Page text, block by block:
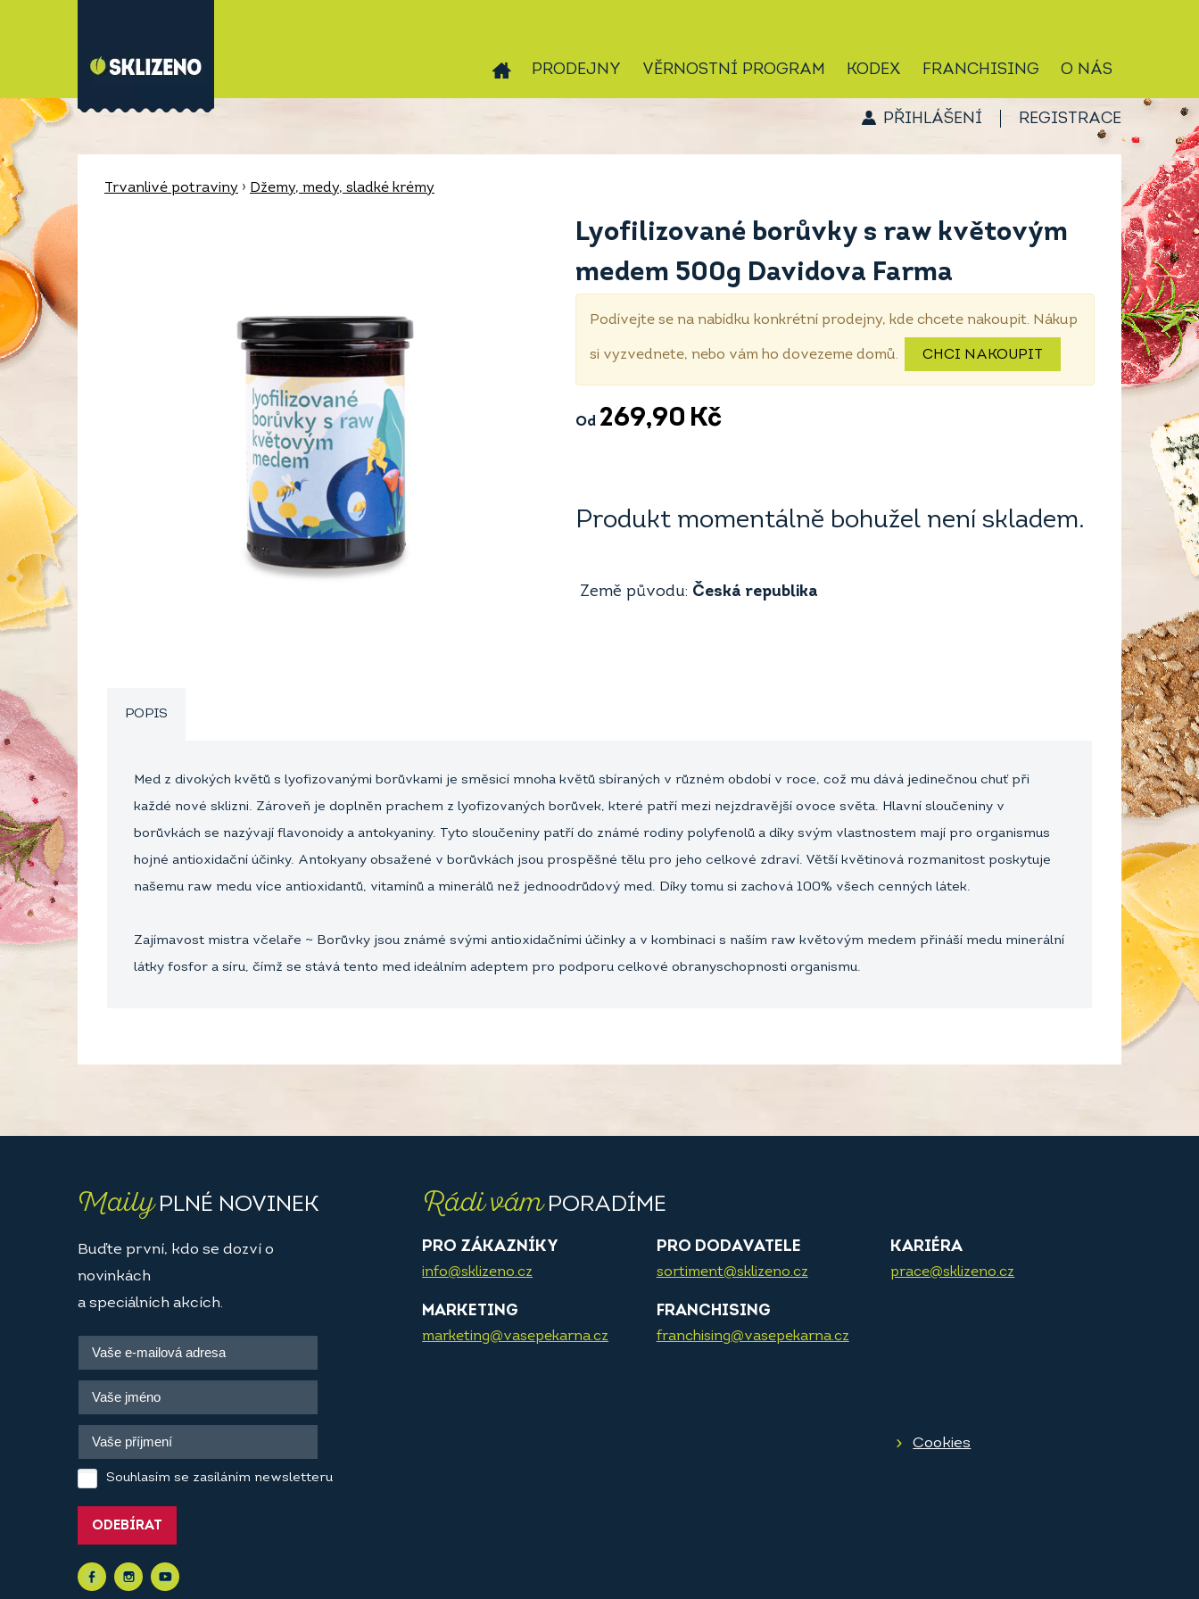
PRODEJNY VĚRNOSTNÍ PROGRAM KODEX FRANCHISING O NÁS
PŘIHLÁŠENÍ REGISTRACE
Trvanlivé potraviny › Džemy, medy, sladké krémy
Lyofilizované borůvky s raw květovým
medem 500g Davidova Farma
Podívejte se na nabídku konkrétní prodejny, kde chcete nakoupit. Nákup
si vyzvednete, nebo vám ho dovezeme domů. CHCI NAKOUPIT
Od 269,90 Kč
Produkt momentálně bohužel není skladem.
Země původu: Česká republika
POPIS
Med z divokých květů s lyofizovanými borůvkami je směsicí mnoha květů sbíraných v různém období v roce, což mu dává jedinečnou chuť při
každé nové sklizni. Zároveň je doplněn prachem z lyofizovaných borůvek, které patří mezi nejzdravější ovoce světa. Hlavní sloučeniny v
borůvkách se nazývají flavonoidy a antokyaniny. Tyto sloučeniny patří do známé rodiny polyfenolů a díky svým vlastnostem mají pro organismus
hojné antioxidační účinky. Antokyany obsažené v borůvkách jsou prospěšné tělu pro jeho celkové zdraví. Větší květinová rozmanitost poskytuje
našemu raw medu více antioxidantů, vitamínů a minerálů než jednoodrůdový med. Díky tomu si zachová 100% všech cenných látek.
Zajímavost mistra včelaře ~ Borůvky jsou známé svými antioxidačními účinky a v kombinaci s naším raw květovým medem přináší medu minerální
látky fosfor a síru, čímž se stává tento med ideálním adeptem pro podporu celkové obranyschopnosti organismu.
MailyPLNÉ NOVINEK
Buďte první, kdo se dozví o
novinkách
a speciálních akcích.
Souhlasím se zasíláním newsletteru
ODEBÍRAT
Rádi vámPORADÍME
PRO ZÁKAZNÍKY
info@sklizeno.cz
PRO DODAVATELE
sortiment@sklizeno.cz
KARIÉRA
prace@sklizeno.cz
MARKETING
marketing@vasepekarna.cz
FRANCHISING
franchising@vasepekarna.cz
Cookies